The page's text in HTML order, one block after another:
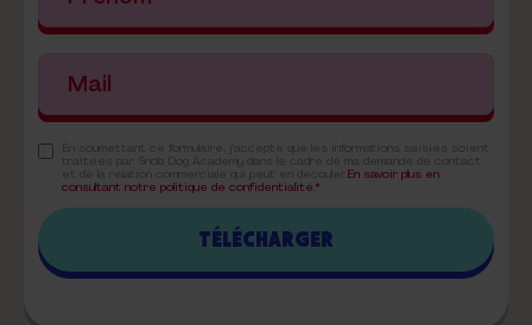
En savoir plus en
consultant notre politique de confidentialité.*